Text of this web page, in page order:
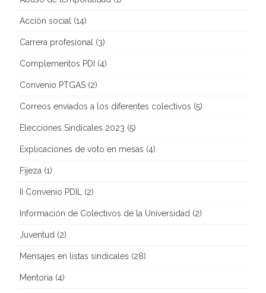
Acción social (14)
Carrera profesional (3)
Complementos PDI (4)
Convenio PTGAS (2)
Correos enviados a los diferentes colectivos (5)
Elecciones Sindicales 2023 (5)
Explicaciones de voto en mesas (4)
Fijeza (1)
II Convenio PDIL (2)
Información de Colectivos de la Universidad (2)
Juventud (2)
Mensajes en listas sindicales (28)
Mentoría (4)